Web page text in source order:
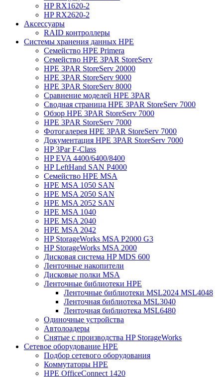
HP RX1620-2
HP RX2620-2
Аксессуары
RAID контроллеры
Системы хранения данных HPE
Семейство HPE Primera
Семейство HPE 3PAR StoreServ
HPE 3PAR StoreServ 20000
HPE 3PAR StoreServ 9000
HPE 3PAR StoreServ 8000
Сравнение моделей HPE 3PAR
Сводная страница HPE 3PAR StoreServ 7000
Обзор HPE 3PAR StoreServ 7000
HPE 3PAR StoreServ 7000
Фотогалерея HPE 3PAR StoreServ 7000
Документация HPE 3PAR StoreServ 7000
HP 3Par F-Class
HP EVA 4400/6400/8400
HP LeftHand SAN P4000
Семейство HPE MSA
HPE MSA 1050 SAN
HPE MSA 2050 SAN
HPE MSA 2052 SAN
HPE MSA 1040
HPE MSA 2040
HPE MSA 2042
HP StorageWorks MSA P2000 G3
HP StorageWorks MSA 2000
Дисковая система HP MDS 600
Ленточные накопители
Дисковые полки MSA
Ленточные библиотеки HPE
Ленточные библиотеки MSL2024 MSL4048
Ленточная библиотека MSL3040
Ленточная библиотека MSL6480
Одиночные устройства
Автолоадеры
Снятые с производства HP StorageWorks
Сетевое оборудование HPE
Подбор сетевого оборудования
Коммутаторы HPE
HPE OfficeConnect 1420